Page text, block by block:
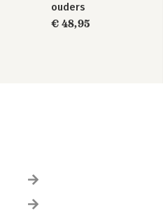
ouders
€ 48,95